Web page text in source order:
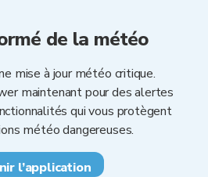
de la météo
mise à jour météo critique.
maintenant pour des alertes
qui vous protègent
météo dangereuses.
l’application